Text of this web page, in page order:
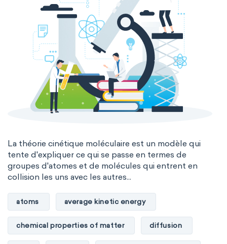
La théorie cinétique moléculaire est un modèle qui
tente d'expliquer ce qui se passe en termes de
groupes d'atomes et de molécules qui entrent en
collision les uns avec les autres...
atoms average kinetic energy
chemical properties of matter diffusion